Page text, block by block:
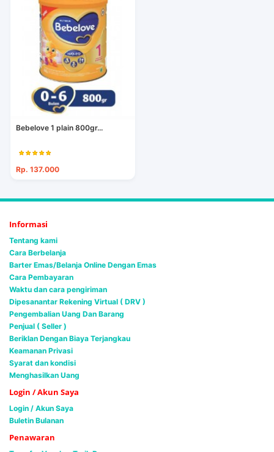
Bebelove 1 plain 800gr...
Rp. 137.000
Informasi
Tentang kami
Cara Berbelanja
Barter Emas/Belanja Online Dengan Emas
Cara Pembayaran
Waktu dan cara pengiriman
Dipesanantar Rekening Virtual ( DRV )
Pengembalian Uang Dan Barang
Penjual ( Seller )
Beriklan Dengan Biaya Terjangkau
Keamanan Privasi
Syarat dan kondisi
Menghasilkan Uang
Login / Akun Saya
Login / Akun Saya
Buletin Bulanan
Penawaran